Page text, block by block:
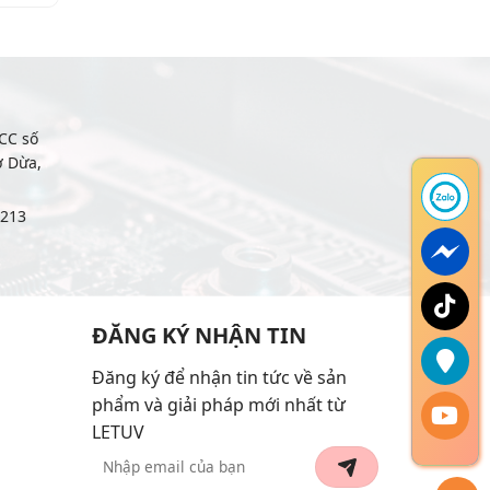
số
Dừa,
ĐĂNG KÝ NHẬN TIN
Đăng ký để nhận tin tức về sản
phẩm và giải pháp mới nhất từ
LETUV